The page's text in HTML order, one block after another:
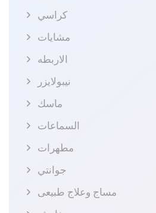
كراسي
مشايات
الاربطه
نيبولايزر
ماسك
السماعات
مطهرات
جوانتي
مساج وعلاج طبيعى